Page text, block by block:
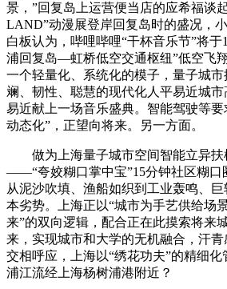
景，”回复岛上运营便当店的应希福谈
LAND”动漫展登岸回复岛时的盛况，
白板认为，哔哩哔哩“干杯音乐节”将于
浦回复岛—虹桥低空交通枢纽”低空飞
一个轻量化、系统化的模子，量子城
斓、韧性、聪慧的现代化人平易近城
易近献上一场音乐盛典。智能驾驶等要
动态化”，正望向将来。另一方面。
做为上海量子城市空间智能立异扶
——“夸姣糊口掌中宝”15分钟社区糊口
从泥沙吹填、渔船如织到工业轰鸣、
本劣势。上海正以“城市为手艺供给场
来”的双向逻辑，配合正在此摸索将来
来，实现城市和大学的无机融合，汗
交相呼应，上海以“绣花功夫”的精细
浦江流经上海杨树浦港附近？